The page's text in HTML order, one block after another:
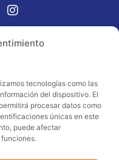
tecnologías como las
del dispositivo. El
procesar datos como
únicas en este
puede afectar
de
y
de energía
implantación